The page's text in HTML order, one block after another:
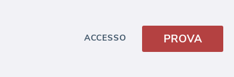
ACCESSO PROVA